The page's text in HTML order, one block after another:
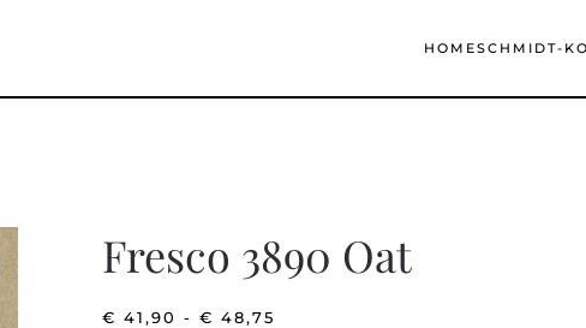
HOMESCHMIDT-
Fresco 3890 Oat
€ 41,90 - € 48,75